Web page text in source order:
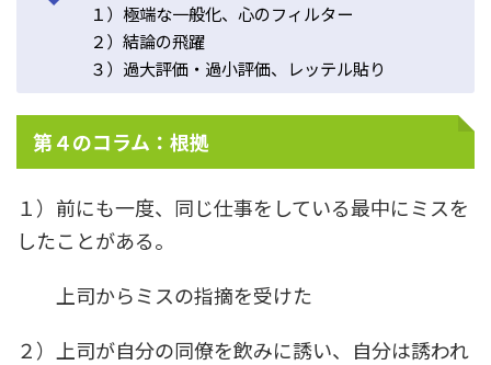
１）極端な一般化、心のフィルター
２）結論の飛躍
３）過大評価・過小評価、レッテル貼り
第４のコラム：根拠
１）前にも一度、同じ仕事をしている最中にミスを
したことがある。
上司からミスの指摘を受けた
２）上司が自分の同僚を飲みに誘い、自分は誘われ